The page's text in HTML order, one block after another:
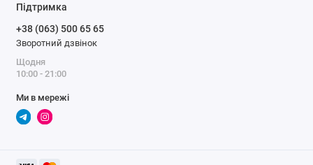
Підтримка
+38 (063) 500 65 65
Зворотний дзвінок
Щодня
10:00 - 21:00
Ми в мережі